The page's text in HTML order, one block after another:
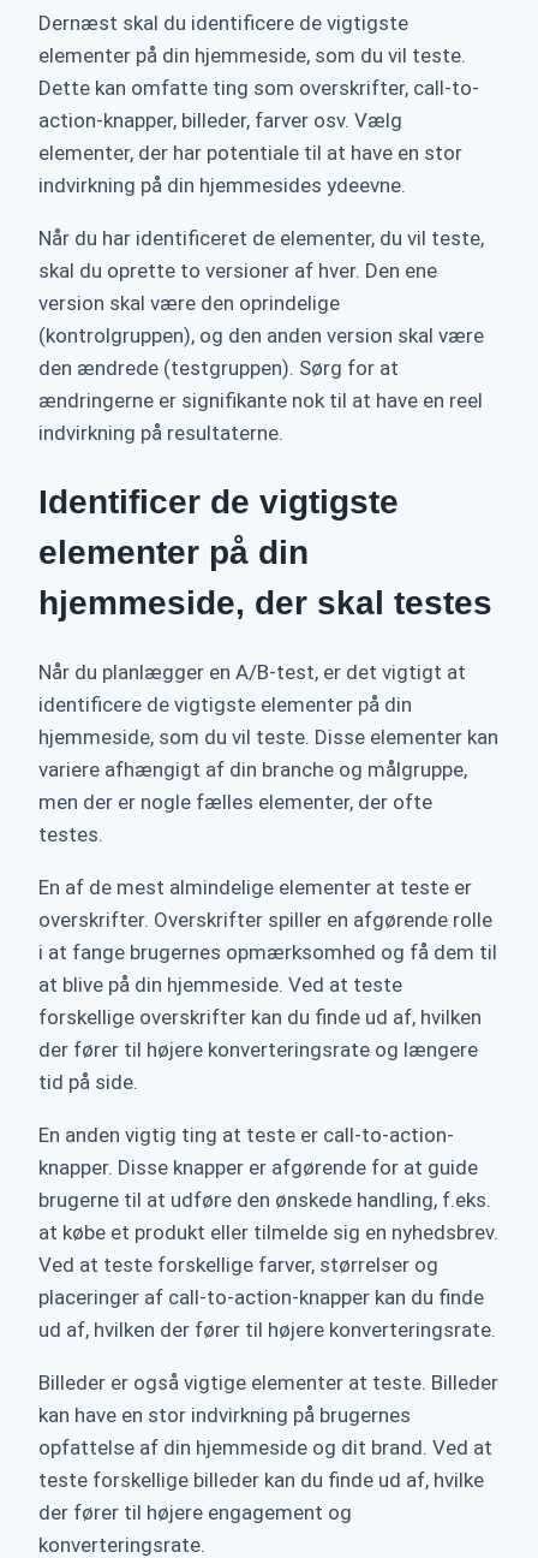
Dernæst skal du identificere de vigtigste
elementer på din hjemmeside, som du vil teste.
Dette kan omfatte ting som overskrifter, call-to-
action-knapper, billeder, farver osv. Vælg
elementer, der har potentiale til at have en stor
indvirkning på din hjemmesides ydeevne.
Når du har identificeret de elementer, du vil teste,
skal du oprette to versioner af hver. Den ene
version skal være den oprindelige
(kontrolgruppen), og den anden version skal være
den ændrede (testgruppen). Sørg for at
ændringerne er signifikante nok til at have en reel
indvirkning på resultaterne.
Identificer de vigtigste
elementer på din
hjemmeside, der skal testes
Når du planlægger en A/B-test, er det vigtigt at
identificere de vigtigste elementer på din
hjemmeside, som du vil teste. Disse elementer kan
variere afhængigt af din branche og målgruppe,
men der er nogle fælles elementer, der ofte
testes.
En af de mest almindelige elementer at teste er
overskrifter. Overskrifter spiller en afgørende rolle
i at fange brugernes opmærksomhed og få dem til
at blive på din hjemmeside. Ved at teste
forskellige overskrifter kan du finde ud af, hvilken
der fører til højere konverteringsrate og længere
tid på side.
En anden vigtig ting at teste er call-to-action-
knapper. Disse knapper er afgørende for at guide
brugerne til at udføre den ønskede handling, f.eks.
at købe et produkt eller tilmelde sig en nyhedsbrev.
Ved at teste forskellige farver, størrelser og
placeringer af call-to-action-knapper kan du finde
ud af, hvilken der fører til højere konverteringsrate.
Billeder er også vigtige elementer at teste. Billeder
kan have en stor indvirkning på brugernes
opfattelse af din hjemmeside og dit brand. Ved at
teste forskellige billeder kan du finde ud af, hvilke
der fører til højere engagement og
konverteringsrate.